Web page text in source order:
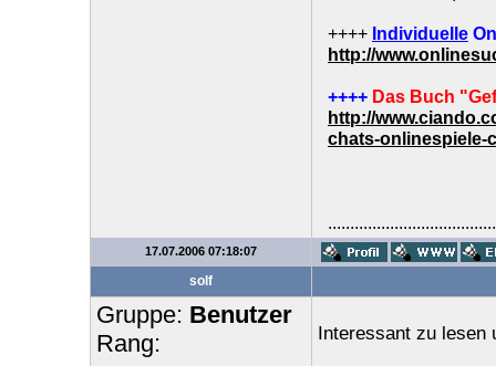
++++ Individuelle
http://
++++ Das Buch
http://
chats-onlinespiele-
17.07.2006 07:18:07
solf
Gruppe: Benutzer
Rang:
Interessant zu lesen